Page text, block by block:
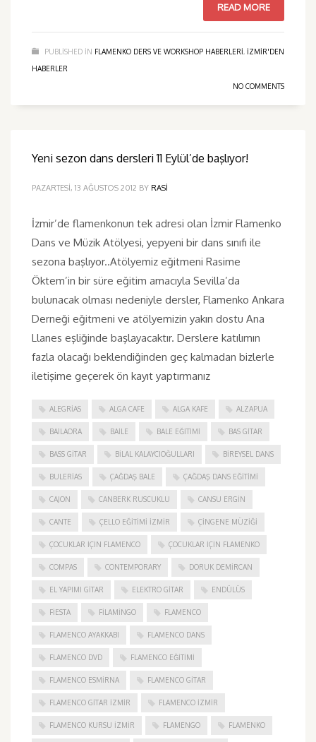
READ MORE
PUBLISHED IN FLAMENKO DERS VE WORKSHOP HABERLERI, IZMIR'DEN
HABERLER
NO COMMENTS
Yeni sezon dans dersleri 11 Eylül’de başlıyor!
PAZARTESI, 13 AĞUSTOS 2012 BY RASI
İzmir’de flamenkonun tek adresi olan İzmir Flamenko
Dans ve Müzik Atölyesi, yepyeni bir dans sınıfı ile
sezona başlıyor..Atölyemiz eğitmeni Rasime
Öktem’in bir süre eğitim amacıyla Sevilla’da
bulunacak olması nedeniyle dersler, Flamenko Ankara
Derneği eğitmeni ve atölyemizin yakın dostu Ana
Llanes eşliğinde başlayacaktır. Derslere katılımın
fazla olacağı beklendiğinden geç kalmadan bizlerle
iletişime geçerek ön kayıt yaptırmanız
ALEGRIAS ALGA CAFE ALGA KAFE ALZAPUA
BAILAORA BAILE BALE EĞITIMI BAS GITAR
BASS GITAR BILAL KALAYCIOĞULLARI BIREYSEL DANS
BULERIAS ÇAĞDAŞ BALE ÇAĞDAŞ DANS EĞITIMI
CAJON CANBERK RUSCUKLU CANSU ERGIN
CANTE ÇELLO EĞITIMI İZMIR ÇINGENE MÜZIĞI
ÇOCUKLAR IÇIN FLAMENCO ÇOCUKLAR IÇIN FLAMENKO
COMPAS CONTEMPORARY DORUK DEMIRCAN
EL YAPIMI GITAR ELEKTRO GITAR ENDÜLÜS
FIESTA FILAMINGO FLAMENCO
FLAMENCO AYAKKABI FLAMENCO DANS
FLAMENCO DVD FLAMENCO EĞITIMI
FLAMENCO ESMIRNA FLAMENCO GITAR
FLAMENCO GITAR İZMIR FLAMENCO IZMIR
FLAMENCO KURSU İZMIR FLAMENGO FLAMENKO